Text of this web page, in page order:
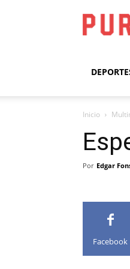
Inicio
Por Edgar
Facebook